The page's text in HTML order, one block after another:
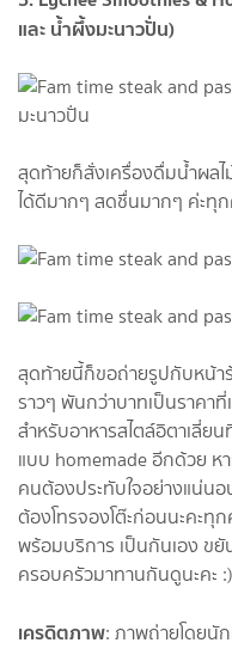
และ น้ำผึ้งมะนาวปั่น)
สุดท้ายก็สั่งเครื่องดื่มน้ำผล
ได้ดีมากๆ สดชื่นมากๆ ค่ะทุ
สุดท้ายนี้ก็ขอถ่ายรูปกับหน้า
ราวๆ พันกว่าบาทเป็นราคา
สำหรับอาหารสไตล์อิตาเลี่
แบบ homemade อีกด้วย
คนต้องประทับใจอย่างแน่นอ
ต้องโทรจองโต๊ะก่อนนะคะ
พร้อมบริการ เป็นกันเอง ข
ครอบครัวมาทานกันดูนะคะ :)
เครดิตภาพ: ภาพถ่ายโดยนั